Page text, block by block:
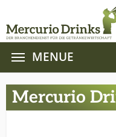
MENUE
Mercurio